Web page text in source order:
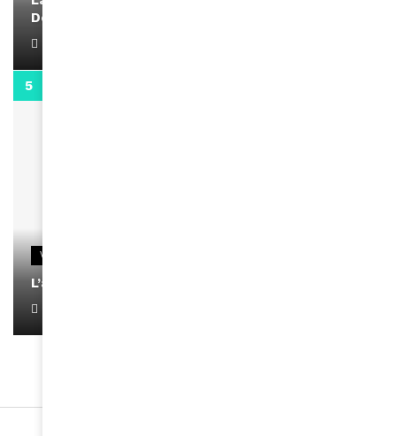
Docteur Makanda
VIDEOS
L’artiste Yoan s’exprime